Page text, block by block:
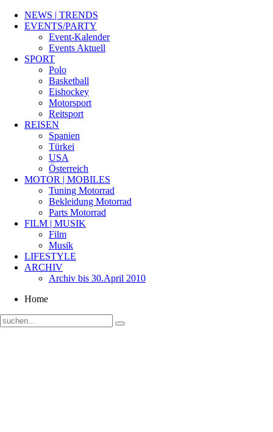
NEWS | TRENDS
EVENTS/PARTY
Event-Kalender
Events Aktuell
SPORT
Polo
Basketball
Eishockey
Motorsport
Reitsport
REISEN
Spanien
Türkei
USA
Österreich
MOTOR | MOBILES
Tuning Motorrad
Bekleidung Motorrad
Parts Motorrad
FILM | MUSIK
Film
Musik
LIFESTYLE
ARCHIV
Archiv bis 30.April 2010
Home